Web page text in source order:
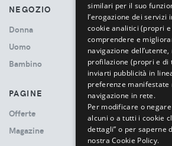
NEGOZIO
Donna
Uomo
Bambino
PAGINE
Offerte
Magazine
similari per il suo
l’erogazione dei servizi
cookie analitici (propri
comprendere e
navigazione
profilazione (propri e di
inviarti pubblicità in
preferenze manifestate
navigazione in rete.
Per modificare o
alcuni o a tutti i cookie
dettagli” o per saperne
nostra Cookie Policy.